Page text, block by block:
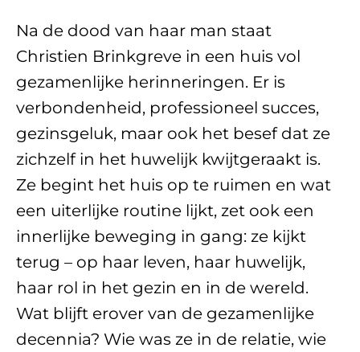
Na de dood van haar man staat
Christien Brinkgreve in een huis vol
gezamenlijke herinneringen. Er is
verbondenheid, professioneel succes,
gezinsgeluk, maar ook het besef dat ze
zichzelf in het huwelijk kwijtgeraakt is.
Ze begint het huis op te ruimen en wat
een uiterlijke routine lijkt, zet ook een
innerlijke beweging in gang: ze kijkt
terug – op haar leven, haar huwelijk,
haar rol in het gezin en in de wereld.
Wat blijft erover van de gezamenlijke
decennia? Wie was ze in de relatie, wie